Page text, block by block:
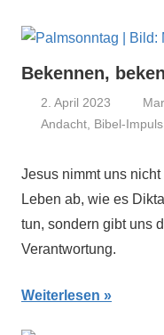
Bekennen,
2. April 2023
Andacht Bibel-Impuls
Jesus nimmt uns
Leben ab, wie es
tun, sondern gibt uns
Verantwortung.
Weiterlesen